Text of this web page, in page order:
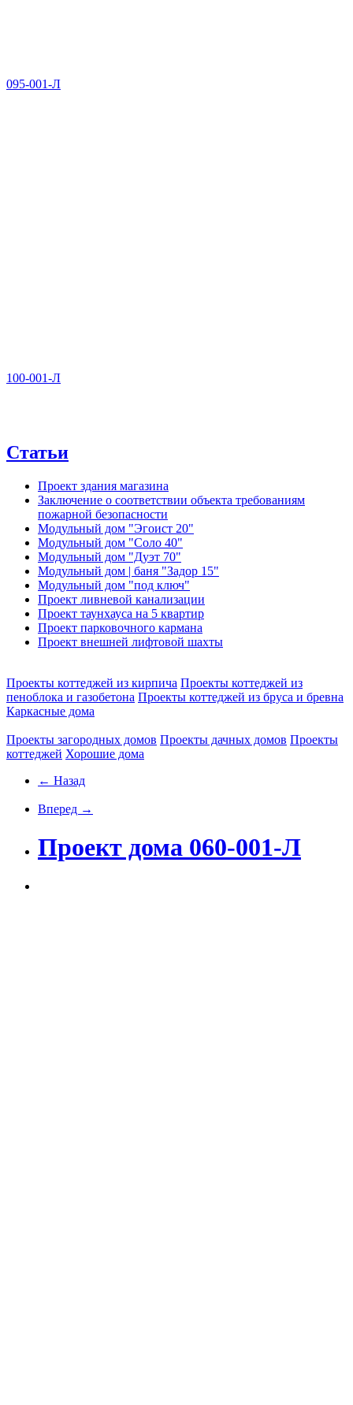
095-001-Л
100-001-Л
Статьи
Проект здания магазина
Заключение о соответствии объекта требованиям
пожарной безопасности
Модульный дом "Эгоист 20"
Модульный дом "Соло 40"
Модульный дом "Дуэт 70"
Модульный дом | баня "Задор 15"
Модульный дом "под ключ"
Проект ливневой канализации
Проект таунхауса на 5 квартир
Проект парковочного кармана
Проект внешней лифтовой шахты
Проекты коттеджей из кирпича Проекты коттеджей из
пеноблока и газобетона Проекты коттеджей из бруса и бревна
Каркасные дома
Проекты загородных домов Проекты дачных домов Проекты
коттеджей Хорошие дома
← Назад
Вперед →
Проект дома 060-001-Л